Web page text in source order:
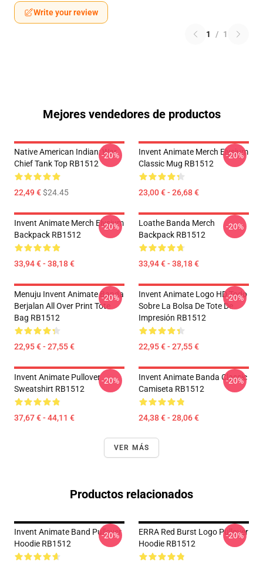
Write your review
1 / 1
Mejores vendedores de productos
Native American Indian: War
Chief Tank Top RB1512
22,49 €$24.45
-20%
Invent Animate Merch Elysium
Classic Mug RB1512
23,00 € - 26,68 €
-20%
Invent Animate Merch Elysium
Backpack RB1512
33,94 € - 38,18 €
-20%
Loathe Banda Merch
Backpack RB1512
33,94 € - 38,18 €
-20%
Menuju Invent Animate Banda
Berjalan All Over Print Tote
Bag RB1512
22,95 € - 27,55 €
-20%
Invent Animate Logo HD Todo
Sobre La Bolsa De Tote De
Impresión RB1512
22,95 € - 27,55 €
-20%
Invent Animate Pullover
Sweatshirt RB1512
37,67 € - 44,11 €
-20%
Invent Animate Banda Classic
Camiseta RB1512
24,38 € - 28,06 €
-20%
VER MÁS
Productos relacionados
Invent Animate Band Pullover
Hoodie RB1512
-20%
ERRA Red Burst Logo Pullover
Hoodie RB1512
-20%